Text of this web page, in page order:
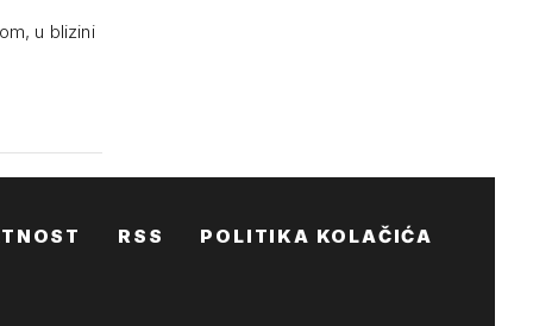
u blizini
RSS POLITIKA KOLAČIĆA